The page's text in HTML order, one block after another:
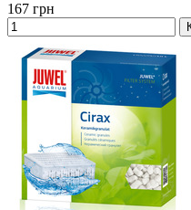
167 грн